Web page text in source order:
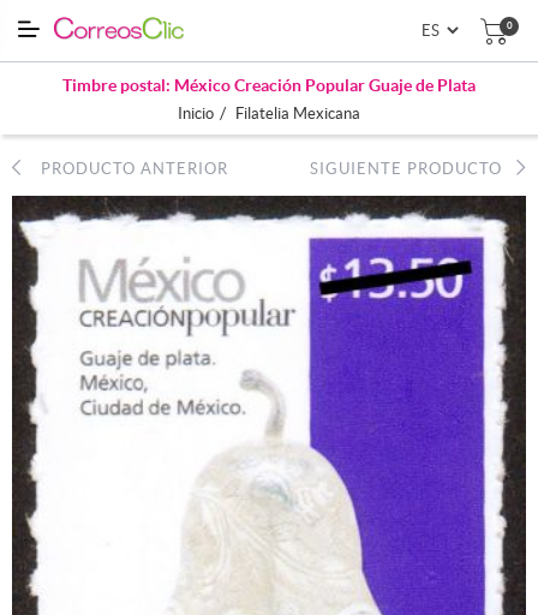
0
Timbre postal: México Creación Popular Guaje de Plata
Inicio / Filatelia Mexicana
PRODUCTO ANTERIOR SIGUIENTE PRODUCTO